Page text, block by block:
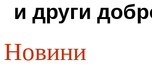
и други
Новини